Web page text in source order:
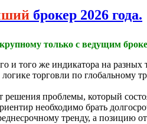
брокер 2026 года.
только с ведущим
и того же индикатора на
торговли по глобальному
проблемы, который
необходимо брать
тренду, а позицию